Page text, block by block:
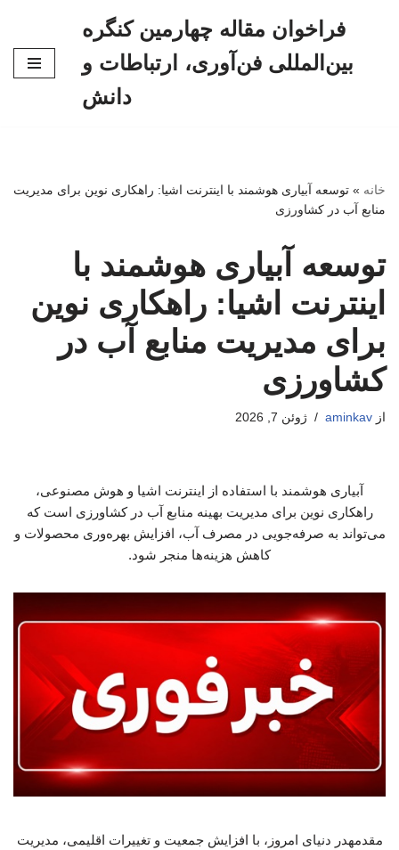
فراخوان مقاله چهارمین کنگره
بین‌المللی فن‌آوری، ارتباطات و
دانش
خانه » توسعه آبیاری هوشمند با اینترنت اشیا: راهکاری نوین برای مدیریت
منابع آب در کشاورزی
توسعه آبیاری هوشمند با
اینترنت اشیا: راهکاری نوین
برای مدیریت منابع آب در
کشاورزی
از aminkav ژوئن 7, 2026
آبیاری هوشمند با استفاده از اینترنت اشیا و هوش مصنوعی،
راهکاری نوین برای مدیریت بهینه منابع آب در کشاورزی است که
می‌تواند به صرفه‌جویی در مصرف آب، افزایش بهره‌وری محصولات و
کاهش هزینه‌ها منجر شود.
مقدمهدر دنیای امروز، با افزایش جمعیت و تغییرات اقلیمی، مدیریت